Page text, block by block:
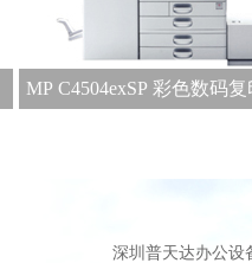
MP C4504exSP 彩色数码
深圳普天达办公设